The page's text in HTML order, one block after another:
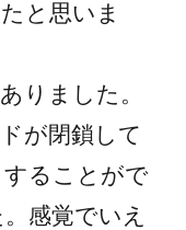
と思いま
りました。
が閉鎖して
ることがで
感覚でいえ